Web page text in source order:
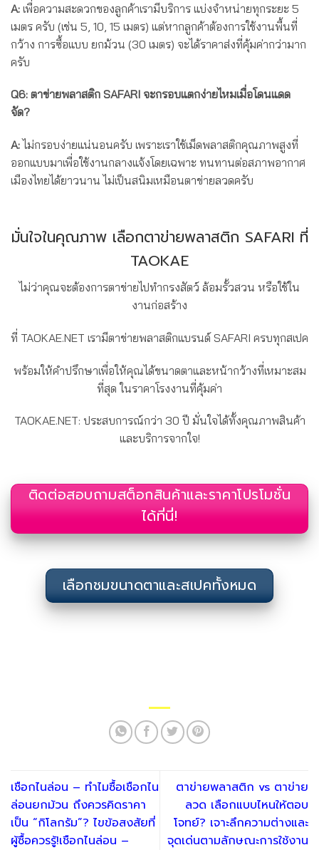
A: เพื่อความสะดวกของลูกค้าเรามีบริการ แบ่งจำหน่ายทุกระยะ 5
เมตร ครับ (เช่น 5, 10, 15 เมตร) แต่หากลูกค้าต้องการใช้งานพื้นที่
กว้าง การซื้อแบบ ยกม้วน (30 เมตร) จะได้ราคาส่งที่คุ้มค่ากว่ามาก
ครับ
Q6: ตาข่ายพลาสติก SAFARI จะกรอบแตกง่ายไหมเมื่อโดนแดด
จัด?
A:ไม่กรอบง่ายแน่นอนครับ เพราะเราใช้เม็ดพลาสติกคุณภาพสูงที่
ออกแบบมาเพื่อใช้งานกลางแจ้งโดยเฉพาะ ทนทานต่อสภาพอากาศ
เมืองไทยได้ยาวนาน ไม่เป็นสนิมเหมือนตาข่ายลวดครับ
มั่นใจในคุณภาพ เลือกตาข่ายพลาสติก SAFARI ที่
TAOKAE
ไม่ว่าคุณจะต้องการตาข่ายไปทำกรงสัตว์ ล้อมรั้วสวน หรือใช้ใน
งานก่อสร้าง
ที่ TAOKAE.NET เรามีตาข่ายพลาสติกแบรนด์ SAFARI ครบทุกสเปค
พร้อมให้คำปรึกษาเพื่อให้คุณได้ขนาดตาและหน้ากว้างที่เหมาะสม
ที่สุด ในราคาโรงงานที่คุ้มค่า
TAOKAE.NET: ประสบการณ์กว่า 30 ปี มั่นใจได้ทั้งคุณภาพสินค้า
และบริการจากใจ!
ติดต่อสอบถามสต็อกสินค้าและราคาโปรโมชั่น
ได้ที่นี่!
เลือกชมขนาดตาและสเปคทั้งหมด
เชือกไนล่อน – ทำไมซื้อเชือกไน
ล่อนยกม้วน ถึงควรคิดราคา
เป็น “กิโลกรัม”? ไขข้อสงสัยที่
ผู้ซื้อควรรู้!เชือกไนล่อน –
ตาข่ายพลาสติก vs ตาข่าย
ลวด เลือกแบบไหนให้ตอบ
โจทย์? เจาะลึกความต่างและ
จุดเด่นตามลักษณะการใช้งาน